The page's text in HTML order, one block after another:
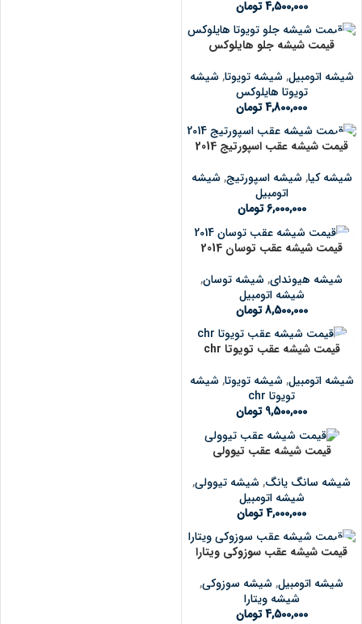
4,500,000 تومان
قیمت شیشه جلو هایلوکس
شیشه اتومبیل,شیشه تویوتا,شیشه
تویوتا هایلوکس
4,800,000تومان
قیمت شیشه عقب اسپورتیج 2014
شیشه کیا,شیشه اسپورتیج,شیشه
اتومبیل
6,000,000 تومان
قیمت شیشه عقب توسان 2014
شیشه هیوندای,شیشه توسان,
شیشه اتومبیل
8,500,000 تومان
قیمت شیشه عقب تویوتا chr
شیشه اتومبیل,شیشه تویوتا,شیشه
تویوتا chr
9,500,000 تومان
قیمت شیشه عقب تیوولی
شیشه سانگ یانگ,شیشه تیوولی,
شیشه اتومبیل
4,000,000تومان
قیمت شیشه عقب سوزوکی ویتارا
شیشه اتومبیل,شیشه سوزوکی,
شیشه ویتارا
4,500,000 تومان